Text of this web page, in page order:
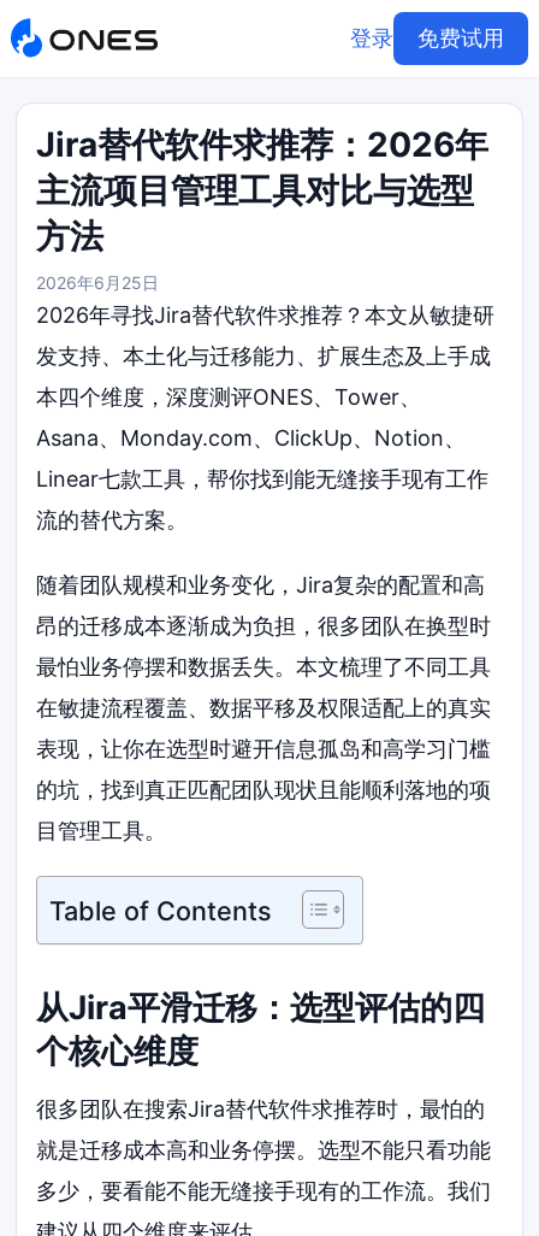
登录 免费试用
Jira替代软件求推荐：2026年
主流项目管理工具对比与选型
方法
2026年6月25日
2026年寻找Jira替代软件求推荐？本文从敏捷研
发支持、本土化与迁移能力、扩展生态及上手成
本四个维度，深度测评ONES、Tower、
Asana、Monday.com、ClickUp、Notion、
Linear七款工具，帮你找到能无缝接手现有工作
流的替代方案。
随着团队规模和业务变化，Jira复杂的配置和高
昂的迁移成本逐渐成为负担，很多团队在换型时
最怕业务停摆和数据丢失。本文梳理了不同工具
在敏捷流程覆盖、数据平移及权限适配上的真实
表现，让你在选型时避开信息孤岛和高学习门槛
的坑，找到真正匹配团队现状且能顺利落地的项
目管理工具。
Table of Contents
从Jira平滑迁移：选型评估的四
个核心维度
很多团队在搜索Jira替代软件求推荐时，最怕的
就是迁移成本高和业务停摆。选型不能只看功能
多少，要看能不能无缝接手现有的工作流。我们